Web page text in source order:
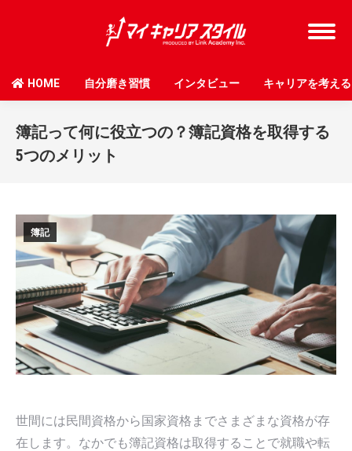
HOME 自分磨き習慣 インタビュー キャリアを考える
簿記って何に役立つの？簿記資格を取得する
5つのメリット
簿記
世間には民間資格から国家資格までさまざまな資格が存
在します。なかでも簿記資格は取得することで就職や転